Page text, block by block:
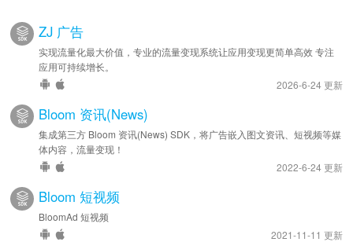
ZJ 广告
实现流量化最大价值，专业的流量变现系统让应用变现更简单高效 专注
应用可持续增长。
2026-6-24 更新
Bloom 资讯(News)
集成第三方 Bloom 资讯(News) SDK，将广告嵌入图文资讯、短视频等媒
体内容，流量变现！
2022-6-24 更新
Bloom 短视频
BloomAd 短视频
2021-11-11 更新